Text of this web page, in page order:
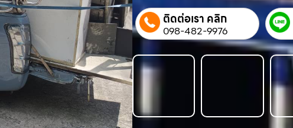
ติดต่อเรา คลิก
098-482-9976